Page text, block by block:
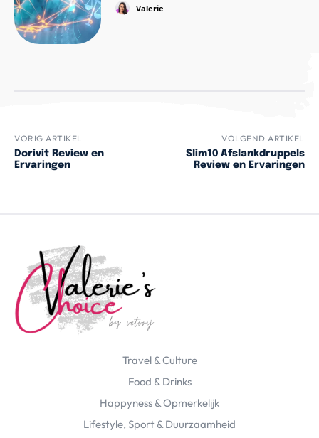
Valerie
VORIG ARTIKEL
Dorivit Review en
Ervaringen
VOLGEND ARTIKEL
Slim10 Afslankdruppels
Review en Ervaringen
Travel & Culture
Food & Drinks
Happyness & Opmerkelijk
Lifestyle, Sport & Duurzaamheid